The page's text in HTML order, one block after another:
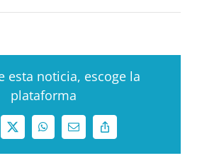
esta noticia, escoge la
plataforma
X WhatsAppCorreo
electrónico
Copy
Link